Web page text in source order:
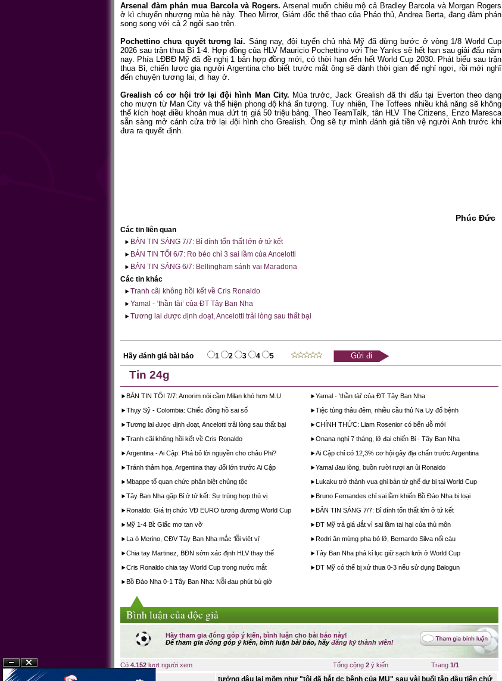
Arsenal đàm phán mua Barcola và Rogers.Arsenal muốn chiêu mộ cả Bradley Barcola và Morgan Rogers
ở kì chuyển nhượng mùa hè này. Theo Mirror, Giám đốc thể thao của Pháo thủ, Andrea Berta, đang đàm phán
song song với cả 2 ngôi sao trên.
Pochettino chưa quyết tương lai. Sáng nay, đội tuyển chủ nhà Mỹ đã dừng bước ở vòng 1/8 World Cup
2026 sau trận thua Bỉ 1-4. Hợp đồng của HLV Mauricio Pochettino với The Yanks sẽ hết hạn sau giải đấu năm
nay. Phía LĐBĐ Mỹ đã đề nghị 1 bản hợp đồng mới, có thời hạn đến hết World Cup 2030. Phát biểu sau trận
thua Bỉ, chiến lược gia người Argentina cho biết trước mắt ông sẽ dành thời gian để nghỉ ngơi, rồi mới nghĩ
đến chuyện tương lai, đi hay ở.
Grealish có cơ hội trở lại đội hình Man City. Mùa trước, Jack Grealish đã thi đấu tại Everton theo dạng
cho mượn từ Man City và thể hiện phong độ khá ấn tượng. Tuy nhiên, The Toffees nhiều khả năng sẽ không
thể kích hoạt điều khoản mua đứt trị giá 50 triệu bảng. Theo TeamTalk, tân HLV The Citizens, Enzo Maresca
sẵn sàng mở cánh cửa trở lại đội hình cho Grealish. Ông sẽ tự mình đánh giá tiền vệ người Anh trước khi
đưa ra quyết định.
Phúc Đức
Các tin liên quan
BẢN TIN SÁNG 7/7: Bỉ dính tổn thất lớn ở tứ kết
BẢN TIN TỐI 6/7: Ro béo chỉ 3 sai lầm của Ancelotti
BẢN TIN SÁNG 6/7: Bellingham sánh vai Maradona
Các tin khác
Tranh cãi không hồi kết về Cris Ronaldo
Yamal - ‘thần tài’ của ĐT Tây Ban Nha
Tương lai được định đoạt, Ancelotti trải lòng sau thất bại
Hãy đánh giá bài báo 1 2 3 4 5
Tin 24g
BẢN TIN TỐI 7/7: Amorim nói cầm Milan khó hơn M.U
Thụy Sỹ - Colombia: Chiếc đồng hồ sai số
Tương lai được định đoạt, Ancelotti trải lòng sau thất bại
Tranh cãi không hồi kết về Cris Ronaldo
Argentina - Ai Cập: Phá bỏ lời nguyền cho châu Phi?
Tránh thảm họa, Argentina thay đổi lớn trước Ai Cập
Mbappe tố quan chức phân biệt chủng tộc
Tây Ban Nha gặp Bỉ ở tứ kết: Sự trùng hợp thú vị
Ronaldo: Giá trị chức VĐ EURO tương đương World Cup
Mỹ 1-4 Bỉ: Giấc mơ tan vỡ
La ó Merino, CĐV Tây Ban Nha mắc ‘lỗi việt vị’
Chia tay Martinez, BĐN sớm xác định HLV thay thế
Cris Ronaldo chia tay World Cup trong nước mắt
Bồ Đào Nha 0-1 Tây Ban Nha: Nỗi đau phút bù giờ
Yamal - ‘thần tài’ của ĐT Tây Ban Nha
Tiệc tùng thâu đêm, nhiều cầu thủ Na Uy đổ bệnh
CHÍNH THỨC: Liam Rosenior có bến đỗ mới
Onana nghỉ 7 tháng, lỡ đại chiến Bỉ - Tây Ban Nha
Ai Cập chỉ có 12,3% cơ hội gây địa chấn trước Argentina
Yamal đau lòng, buồn rười rượi an ủi Ronaldo
Lukaku trở thành vua ghi bàn từ ghế dự bị tại World Cup
Bruno Fernandes chỉ sai lầm khiến Bồ Đào Nha bị loại
BẢN TIN SÁNG 7/7: Bỉ dính tổn thất lớn ở tứ kết
ĐT Mỹ trả giá đắt vì sai lầm tai hại của thủ môn
Rodri ăn mừng pha bỏ lỡ, Bernardo Silva nổi cáu
Tây Ban Nha phá kỉ lục giữ sạch lưới ở World Cup
ĐT Mỹ có thể bị xử thua 0-3 nếu sử dụng Balogun
Bình luận của độc giả
Hãy tham gia đóng góp ý kiến, bình luận cho bài báo này!
Để tham gia đóng góp ý kiến, bình luận bài báo, hãyđăng ký thành viên!
Có 4.152 lượt người xem Tổng cộng 2 ý kiến Trang 1/1
tưởng đâu lại mõm như "tôi đã bắt dc bệnh của MU" sau vài buổi tập đầu tiên chứ
?n ?�ng